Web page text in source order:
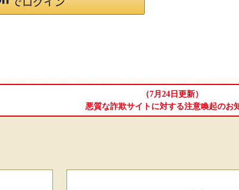
（7月24日更新）
悪質な詐欺サイトに対する注意喚起のお